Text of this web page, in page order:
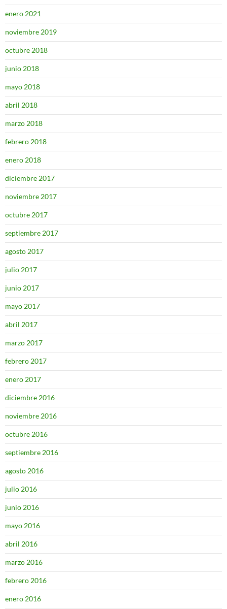
enero 2021
noviembre 2019
octubre 2018
junio 2018
mayo 2018
abril 2018
marzo 2018
febrero 2018
enero 2018
diciembre 2017
noviembre 2017
octubre 2017
septiembre 2017
agosto 2017
julio 2017
junio 2017
mayo 2017
abril 2017
marzo 2017
febrero 2017
enero 2017
diciembre 2016
noviembre 2016
octubre 2016
septiembre 2016
agosto 2016
julio 2016
junio 2016
mayo 2016
abril 2016
marzo 2016
febrero 2016
enero 2016